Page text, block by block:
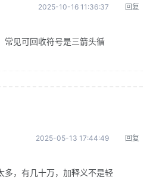
2025-10-16 11:36:37 回复
常见可回收符号是三箭头循
2025-05-13 17:44:49 回复
多，有几十万，加释义不是轻